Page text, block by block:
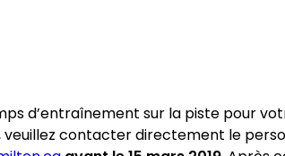
d’entraînement sur la piste pour
veuillez contacter directement le